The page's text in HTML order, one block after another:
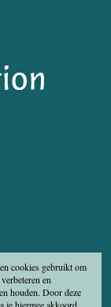
cookies gebruikt om
en
houden. Door deze